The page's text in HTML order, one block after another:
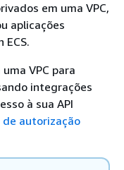
em uma VPC,
aplicações
VPC para
integrações
à sua API
autorização